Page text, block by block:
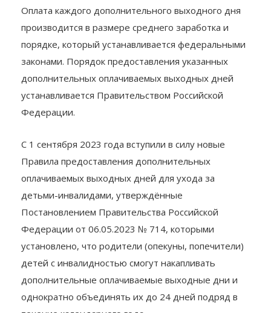
их усмотрению.
Оплата каждого дополнительного выходного дня
производится в размере среднего заработка и
порядке, который устанавливается федеральными
законами. Порядок предоставления указанных
дополнительных оплачиваемых выходных дней
устанавливается Правительством Российской
Федерации.
С 1 сентября 2023 года вступили
Правила предоставления дополнительных
оплачиваемых выходных дней для ухода за
детьми-инвалидами, утверждённые
Постановлением Правительства Российской
Федерации от 06.05.2023 № 714, которыми
установлено, что родители (опекуны, попечители)
детей с инвалидностью смогут накапливать
дополнительные оплачиваемые выходные дни и